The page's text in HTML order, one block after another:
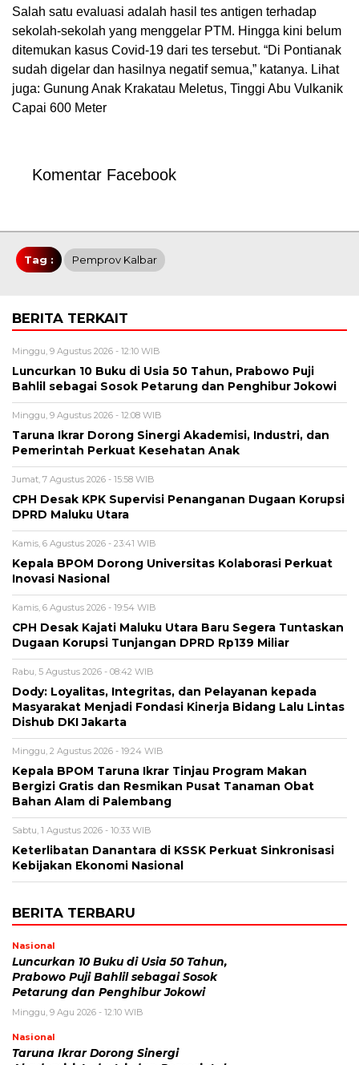
Salah satu evaluasi adalah hasil tes antigen terhadap
sekolah-sekolah yang menggelar PTM. Hingga kini belum
ditemukan kasus Covid-19 dari tes tersebut. “Di Pontianak
sudah digelar dan hasilnya negatif semua,” katanya. Lihat
juga: Gunung Anak Krakatau Meletus, Tinggi Abu Vulkanik
Capai 600 Meter
Komentar Facebook
Tag : Pemprov Kalbar
BERITA TERKAIT
Minggu, 9 Agustus 2026 - 12:10 WIB
Luncurkan 10 Buku di Usia 50 Tahun, Prabowo Puji
Bahlil sebagai Sosok Petarung dan Penghibur Jokowi
Minggu, 9 Agustus 2026 - 12:08 WIB
Taruna Ikrar Dorong Sinergi Akademisi, Industri, dan
Pemerintah Perkuat Kesehatan Anak
Jumat, 7 Agustus 2026 - 15:58 WIB
CPH Desak KPK Supervisi Penanganan Dugaan Korupsi
DPRD Maluku Utara
Kamis, 6 Agustus 2026 - 23:41 WIB
Kepala BPOM Dorong Universitas Kolaborasi Perkuat
Inovasi Nasional
Kamis, 6 Agustus 2026 - 19:54 WIB
CPH Desak Kajati Maluku Utara Baru Segera Tuntaskan
Dugaan Korupsi Tunjangan DPRD Rp139 Miliar
Rabu, 5 Agustus 2026 - 08:42 WIB
Dody: Loyalitas, Integritas, dan Pelayanan kepada
Masyarakat Menjadi Fondasi Kinerja Bidang Lalu Lintas
Dishub DKI Jakarta
Minggu, 2 Agustus 2026 - 19:24 WIB
Kepala BPOM Taruna Ikrar Tinjau Program Makan
Bergizi Gratis dan Resmikan Pusat Tanaman Obat
Bahan Alam di Palembang
Sabtu, 1 Agustus 2026 - 10:33 WIB
Keterlibatan Danantara di KSSK Perkuat Sinkronisasi
Kebijakan Ekonomi Nasional
BERITA TERBARU
Nasional
Luncurkan 10 Buku di Usia 50 Tahun,
Prabowo Puji Bahlil sebagai Sosok
Petarung dan Penghibur Jokowi
Minggu, 9 Agu 2026 - 12:10 WIB
Nasional
Taruna Ikrar Dorong Sinergi